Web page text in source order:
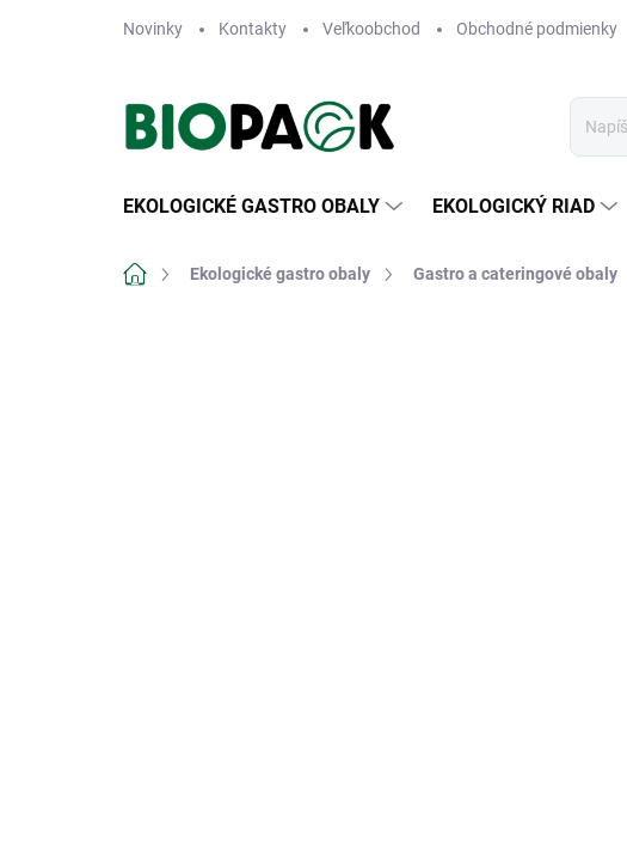
Novinky Kontakty Veľkoobchod Obchodné podmienky
EKOLOGICKÉ GASTRO OBALY EKOLOGICKÝ RIAD
DomovEkologické gastro obaly Gastro a cateringové obaly